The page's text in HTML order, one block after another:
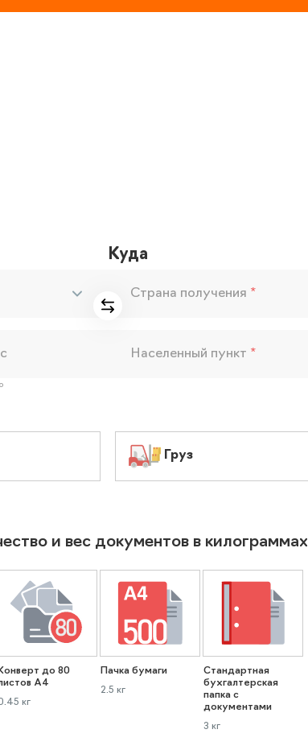
Куда
Страна получения *
Населенный пункт *
Груз
и вес документов в килограммах
Конверт до 80
А4
кг
Пачка бумаги
2.5 кг
Стандартная
бухгалтерская
папка с
документами
3 кг